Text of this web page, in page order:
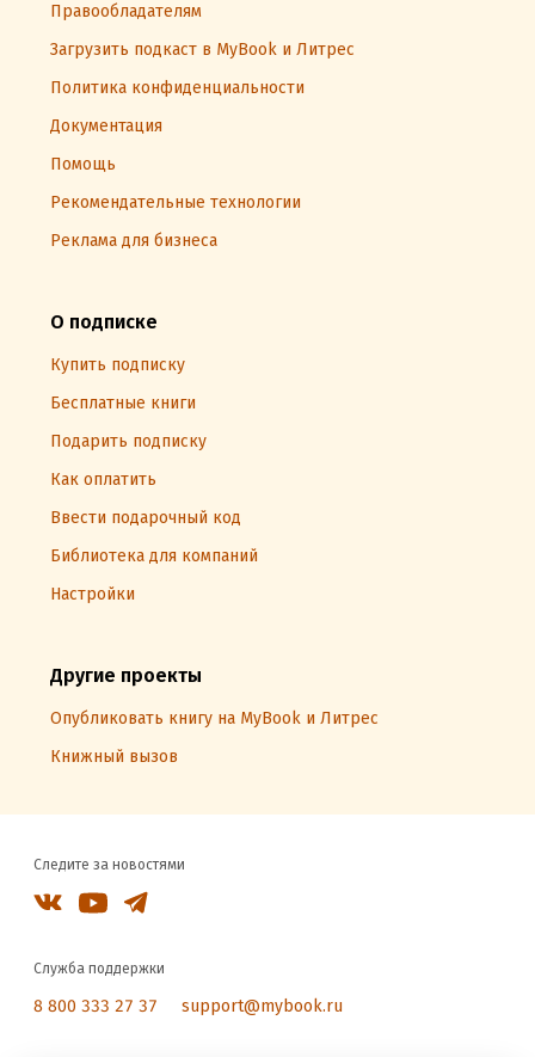
Правообладателям
Загрузить подкаст в MyBook и Литрес
Политика конфиденциальности
Документация
Помощь
Рекомендательные технологии
Реклама для бизнеса
О подписке
Купить подписку
Бесплатные книги
Подарить подписку
Как оплатить
Ввести подарочный код
Библиотека для компаний
Настройки
Другие проекты
Опубликовать книгу на MyBook и Литрес
Книжный вызов
Следите за новостями
Служба поддержки
8 800 333 27 37 support@mybook.ru